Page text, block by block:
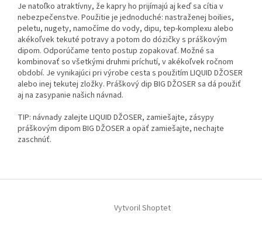
Je natoľko atraktívny, že kapry ho prijímajú aj keď sa cítia v
nebezpečenstve. Použitie je jednoduché: nastraženej boilies,
peletu, nugety, namočíme do vody, dipu, tep-komplexu alebo
akékoľvek tekuté potravy a potom do dózičky s práškovým
dipom. Odporúčame tento postup zopakovať. Možné sa
kombinovať so všetkými druhmi príchutí, v akékoľvek ročnom
období. Je vynikajúci pri výrobe cesta s použitím LIQUID DŽOSER
alebo inej tekutej zložky. Práškový dip BIG DŽOSER sa dá použiť
aj na zasypanie našich návnad.
TIP: návnady zalejte LIQUID DŽOSER, zamiešajte, zásypy
práškovým dipom BIG DŽOSER a opäť zamiešajte, nechajte
zaschnúť.
Z
Vytvoril Shoptet